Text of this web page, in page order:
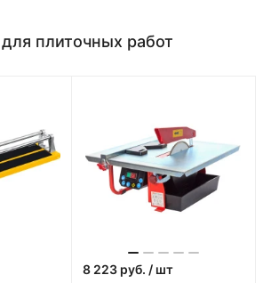
плиточных работ
8 223 руб. / шт